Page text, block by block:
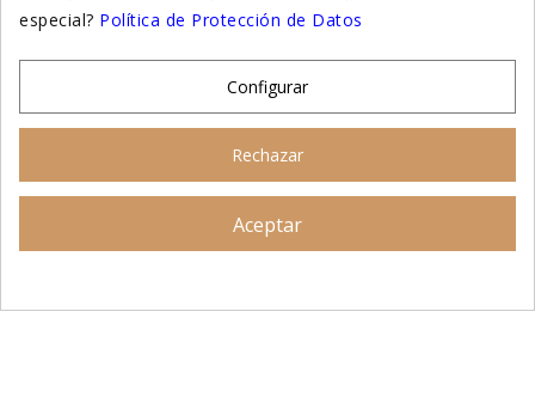
especial? Política de Protección de Datos
Configurar
Rechazar
Aceptar